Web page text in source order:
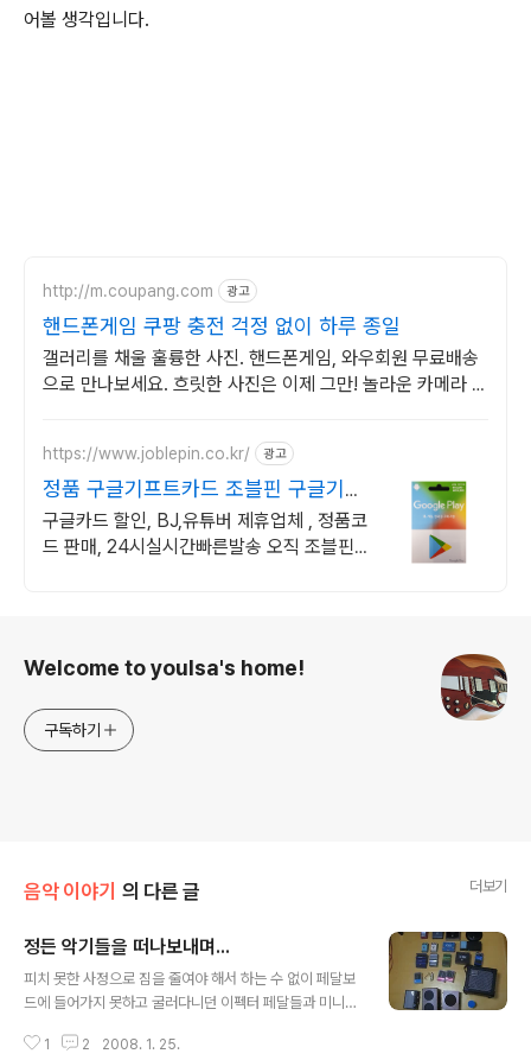
어볼 생각입니다.
http://m.coupang.com 광고
핸드폰게임 쿠팡 충전 걱정 없이 하루 종일
갤러리를 채울 훌륭한 사진. 핸드폰게임, 와우회원 무료배송
으로 만나보세요. 흐릿한 사진은 이제 그만! 놀라운 카메라 성
https://www.joblepin.co.kr/ 광고
정품 구글기프트카드 조블핀 구글기프
트 정품코드 판매처
구글카드 할인, BJ,유튜버 제휴업체 , 정품코
드 판매, 24시실시간빠른발송 오직 조블핀
Welcome to youlsa's home!
구독하기
음악 이야기 의 다른 글 더보기
정든 악기들을 떠나보내며...
피치 못한 사정으로 짐을 줄여야 해서 하는 수 없이 페달보
드에 들어가지 못하고 굴러다니던 이펙터 페달들과 미니
껴서 썼던 것들이라 가슴이 아프네요. 대부분 사용기도 적
1 2 2008. 1. 25.